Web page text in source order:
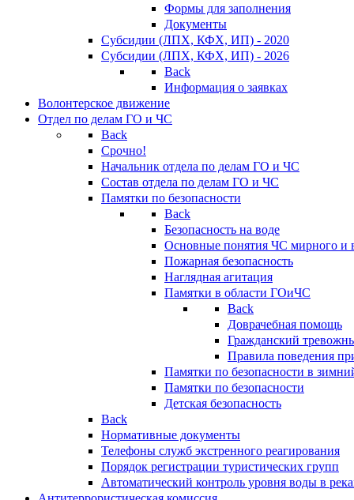
Формы для заполнения
Документы
Субсидии (ЛПХ, КФХ, ИП) - 2020
Субсидии (ЛПХ, КФХ, ИП) - 2026
Back
Информация о заявках
Волонтерское движение
Отдел по делам ГО и ЧС
Back
Срочно!
Начальник отдела по делам ГО и ЧС
Состав отдела по делам ГО и ЧС
Памятки по безопасности
Back
Безопасность на воде
Основные понятия ЧС мирного и
Пожарная безопасность
Наглядная агитация
Памятки в области ГОиЧС
Back
Доврачебная помощь
Гражданский
Правила поведения
Памятки по безопасности в
Памятки по безопасности
Детская безопасность
Back
Нормативные документы
Телефоны служб экстренного реагирования
Порядок регистрации туристических групп
Автоматический контроль уровня воды в